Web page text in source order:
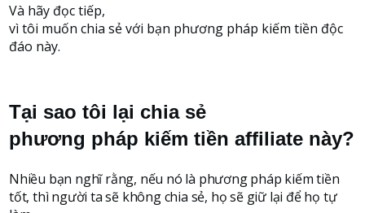
Và hãy đọc tiếp,
vì tôi muốn chia sẻ với bạn phương pháp kiếm tiền độc
đáo này.
Tại sao tôi lại chia sẻ
phương pháp kiếm tiền affiliate này?
Nhiều bạn nghĩ rằng, nếu nó là phương pháp kiếm tiền
tốt, thì người ta sẽ không chia sẻ, họ sẽ giữ lại để họ tự